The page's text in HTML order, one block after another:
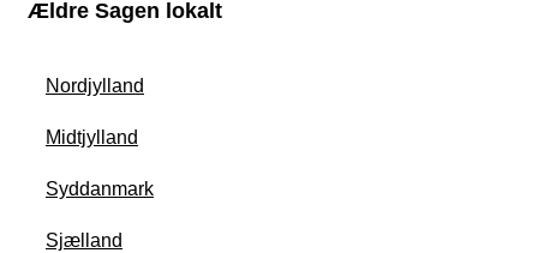
Ældre Sagen lokalt
Nordjylland
Midtjylland
Syddanmark
Sjælland